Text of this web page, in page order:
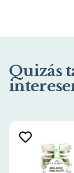
Quizás